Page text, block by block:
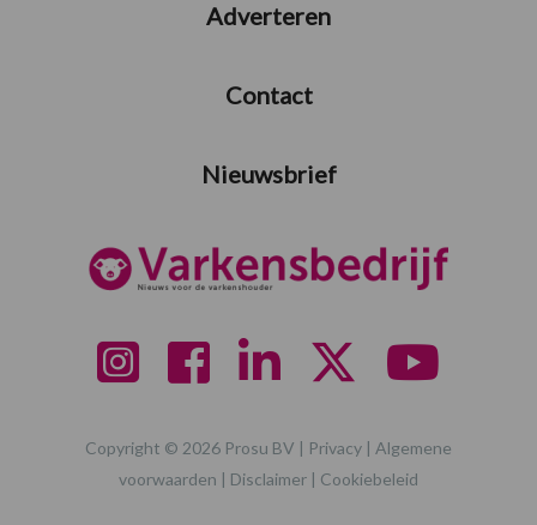
Adverteren
Contact
Nieuwsbrief
Copyright © 2026 Prosu BV | Privacy | Algemene
voorwaarden | Disclaimer | Cookiebeleid